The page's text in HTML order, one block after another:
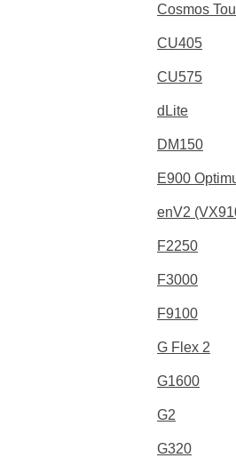
Cosmos
CU405
CU575
dLite
DM150
E900
enV2
F2250
F3000
F9100
G Flex 2
G1600
G2
G320